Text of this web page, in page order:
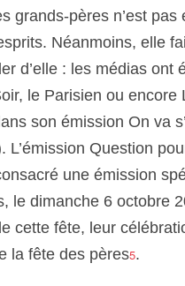
grands-pères n’est pas
Néanmoins, elle
d’elle : les médias ont
le Parisien ou encore
son émission On va
L’émission Question
une émission
le dimanche 6 octobre
cette fête, leur
la fête des pères5.